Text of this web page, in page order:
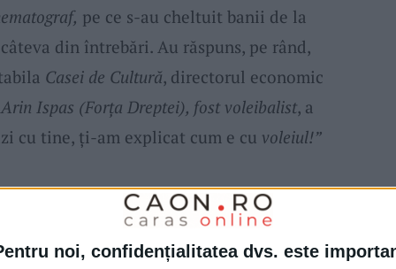
noi, confidențialitatea dvs. este
pe ce s-au cheltuit banii de la
din întrebări. Au răspuns, pe rând,
Casei de Cultură, directorul economic
Ispas (Forța Dreptei), fost voleibalist, a
cu tine, ți-am explicat cum e cu voleiul!”
de asemenea, că„cinematograful, dle
pentru că sunt trei salariați plătiți prin